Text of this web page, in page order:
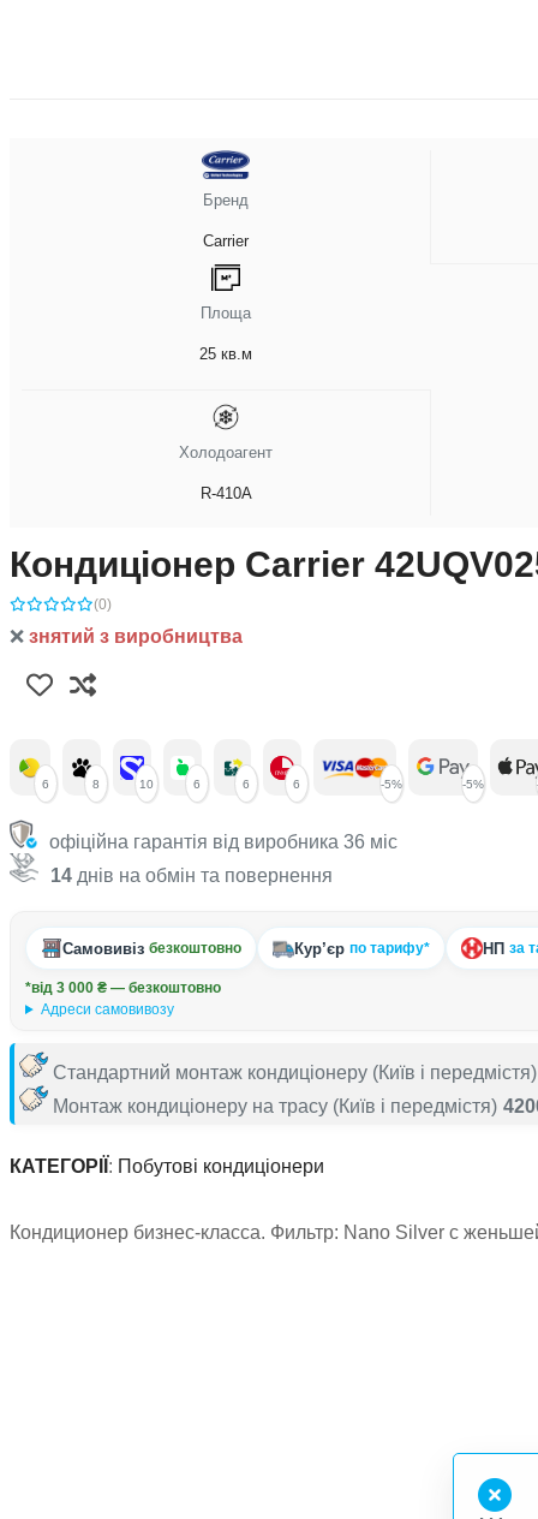
Бренд
Carrier
Площа
25 кв.м
Холодоагент
R-410A
Кондиціонер Carrier
(0)
❌ знятий з виробництва
6 8 10 6 6 6 -5% -5%
офіційна гарантія від виробника 36 міс
14 днів на обмін та повернення
Самовивіз безкоштовно Кур’єр по тарифу* НП за
*від 3 000 ₴ — безкоштовно
Адреси самовивозу
Стандартний монтаж кондиціонеру (Київ і передмістя)
Монтаж кондиціонеру на трасу (Київ і передмістя)
КАТЕГОРІЇ : Побутові кондиціонери
Кондиционер бизнес-класса. Фильтр: Nano Silver с